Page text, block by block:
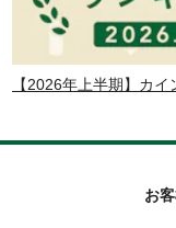
【2026年上半期】カ
お